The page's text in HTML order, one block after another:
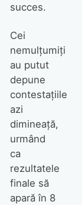
succes.
Cei
nemulţumiţi
au putut
depune
contestaţiile
azi
dimineaţă,
urmând
ca
rezultatele
finale să
apară în 8